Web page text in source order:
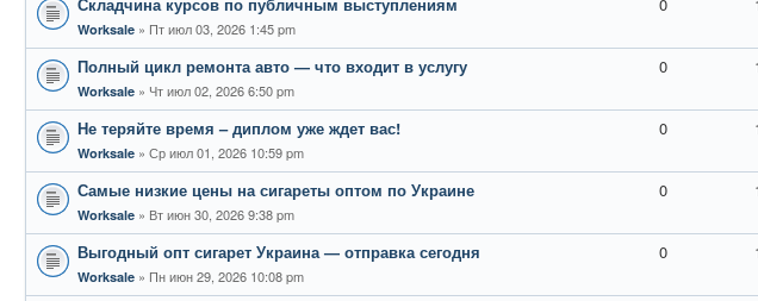
Worksale Пт июл 03, 2026 1:45 pm
Полный цикл ремонта авто — что входит в услугу
Worksale Чт июл 02, 2026 6:50 pm
0
Не теряйте время – диплом уже ждет вас!
Worksale Ср июл 01, 2026 10:59 pm
0
Самые низкие цены на сигареты оптом по Украине
Worksale Вт июн 30, 2026 9:38 pm
0
Выгодный опт сигарет Украина — отправка сегодня
Worksale Пн июн 29, 2026 10:08 pm
0